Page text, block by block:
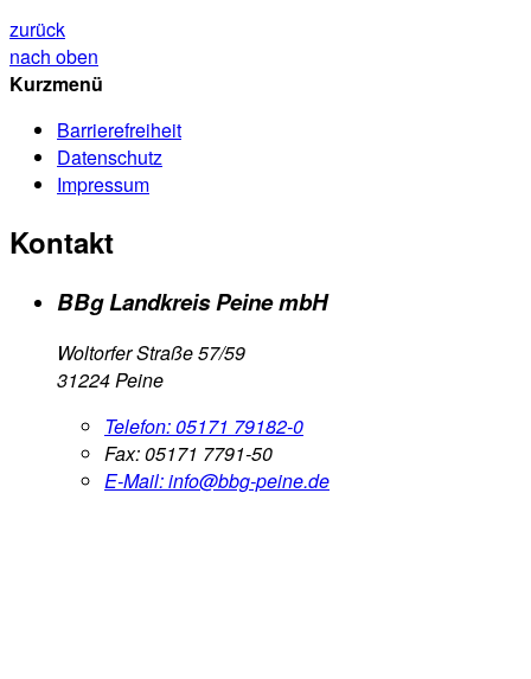
zurück
nach oben
Kurzmenü
Barrierefreiheit
Datenschutz
Impressum
Kontakt
BBg Landkreis Peine mbH
Woltorfer Straße 57/59
31224 Peine
Telefon:05171 79182-0
Fax:05171 7791-50
E-Mail:info@bbg-peine.de